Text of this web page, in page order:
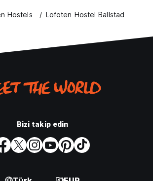
Hostels Lofoten Hostel Ballstad
Bizi takip edin